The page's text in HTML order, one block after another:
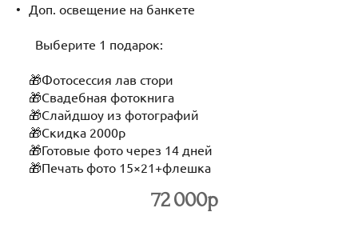
Доп. освещение на банкете
Выберите 1 подарок:
🎁Фотосессия лав стори
🎁Свадебная фотокнига
🎁Слайдшоу из фотографий
🎁Скидка 2000р
🎁Готовые фото через 14 дней
🎁Печать фото 15×21+флешка
72 000р